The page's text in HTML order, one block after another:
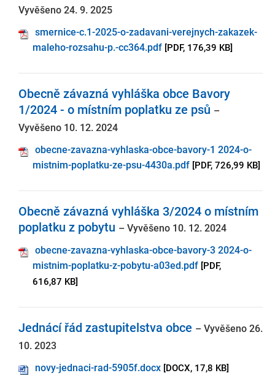
Vyvěšeno 24. 9. 2025
smernice-c.1-2025-o-zadavani-verejnych-zakazek-
maleho-rozsahu-p.-cc364.pdf [PDF, 176,39 KB]
Obecně závazná vyhláška obce Bavory
1/2024 - o místním poplatku ze psů –
Vyvěšeno 10. 12. 2024
obecne-zavazna-vyhlaska-obce-bavory-1 2024-o-
mistnim-poplatku-ze-psu-4430a.pdf [PDF, 726,99 KB]
Obecně závazná vyhláška 3/2024 o místním
poplatku z pobytu – Vyvěšeno 10. 12. 2024
obecne-zavazna-vyhlaska-obce-bavory-3 2024-o-
mistnim-poplatku-z-pobytu-a03ed.pdf [PDF,
616,87 KB]
Jednácí řád zastupitelstva obce – Vyvěšeno 26.
10. 2023
novy-jednaci-rad-5905f.docx [DOCX, 17,8 KB]